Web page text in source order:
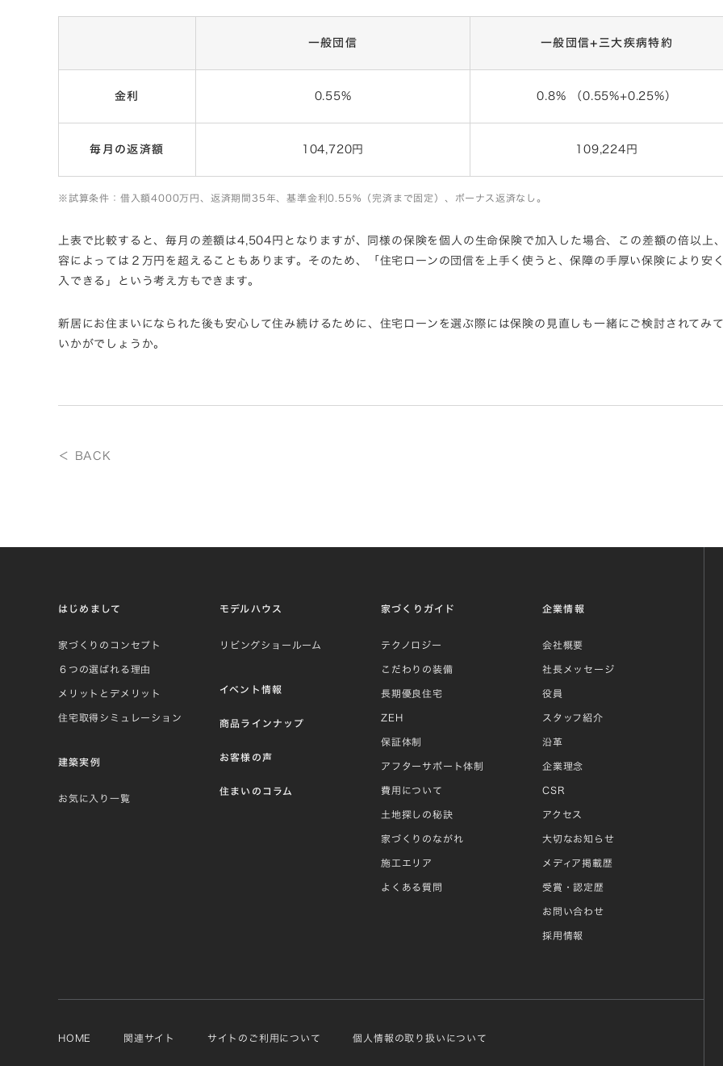
一般団信 一般団信+三大疾病特約
金利 0.55% 0.8% （0.55%+0.25%）
毎月の返済額 104,720円 109,224円
※試算条件：借入額4000万円、返済期間35年、基準金利0.55%（完済まで固定）、ボーナス返済なし。
上表で比較すると、毎月の差額は4,504円となりますが、同様の保険を個人の生命保険で加入した場合、この差額の倍以上
容によっては２万円を超えることもあります。そのため、「住宅ローンの団信を上手く使うと、保障の手厚い保険により安
入できる」という考え方もできます。
新居にお住まいになられた後も安心して住み続けるために、住宅ローンを選ぶ際には保険の見直しも一緒にご検討されてみ
いかがでしょうか。
＜ BACK
はじめまして
家づくりのコンセプト
６つの選ばれる理由
メリットとデメリット
住宅取得シミュレーション
建築実例
お気に入り一覧
モデルハウス
リビングショールーム
イベント情報
商品ラインナップ
お客様の声
住まいのコラム
家づくりガイド
テクノロジー
こだわりの装備
長期優良住宅
ZEH
保証体制
アフターサポート体制
費用について
土地探しの秘訣
家づくりのながれ
施工エリア
よくある質問
企業情報
会社概要
社長メッセージ
役員
スタッフ紹介
沿革
企業理念
CSR
アクセス
大切なお知らせ
メディア掲載歴
受賞・認定歴
お問い合わせ
採用情報
HOME 関連サイト サイトのご利用について 個人情報の取り扱いについて